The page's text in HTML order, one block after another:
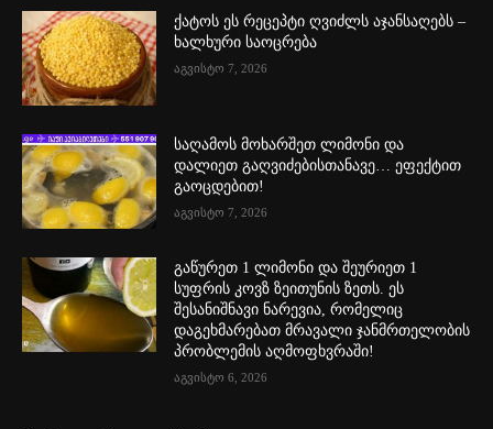
ქატოს ეს რეცეპტი ღვიძლს აჯანსაღებს –
ხალხური საოცრება
აგვისტო 7, 2026
საღამოს მოხარშეთ ლიმონი და
დალიეთ გაღვიძებისთანავე… ეფექტით
გაოცდებით!
აგვისტო 7, 2026
გაწურეთ 1 ლიმონი და შეურიეთ 1
სუფრის კოვზ ზეითუნის ზეთს. ეს
შესანიშნავი ნარევია, რომელიც
დაგეხმარებათ მრავალი ჯანმრთელობის
პრობლემის აღმოფხვრაში!
აგვისტო 6, 2026